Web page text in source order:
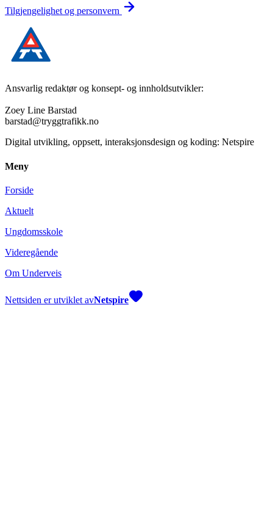
Tilgjengelighet og personvern
Ansvarlig redaktør og konsept- og innholdsutvikler:
Zoey Line Barstad
barstad@tryggtrafikk.no
Digital utvikling, oppsett, interaksjonsdesign og koding: Netspire
Meny
Forside
Aktuelt
Ungdomsskole
Videregående
Om Underveis
Nettsiden er utviklet avNetspire